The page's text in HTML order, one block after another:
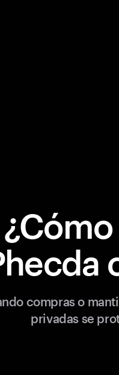
compras o
privadas se